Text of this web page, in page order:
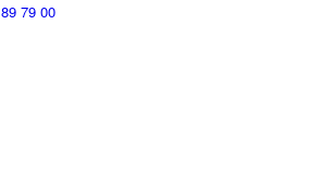
79 00